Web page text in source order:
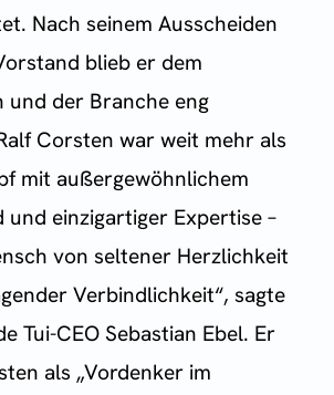
Nach seinem Ausscheiden
blieb er dem
und der Branche eng
Corsten war weit mehr als
mit außergewöhnlichem
und einzigartiger Expertise –
von seltener Herzlichkeit
Verbindlichkeit“, sagte
Tui-CEO Sebastian Ebel. Er
als „Vordenker im